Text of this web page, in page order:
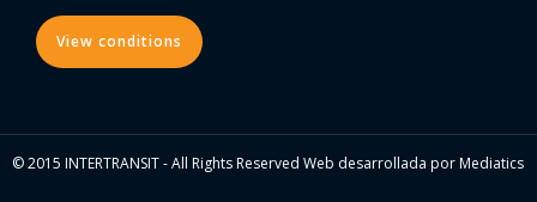
View conditions
© 2015 INTERTRANSIT - All Rights Reserved Web desarrollada por Mediatics